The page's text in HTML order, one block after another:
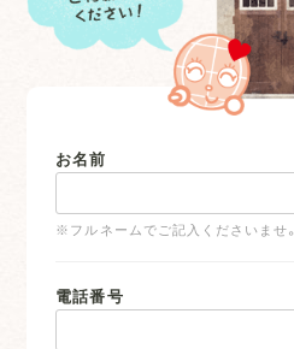
お名前
※フルネームでご記入くださいませ。
電話番号